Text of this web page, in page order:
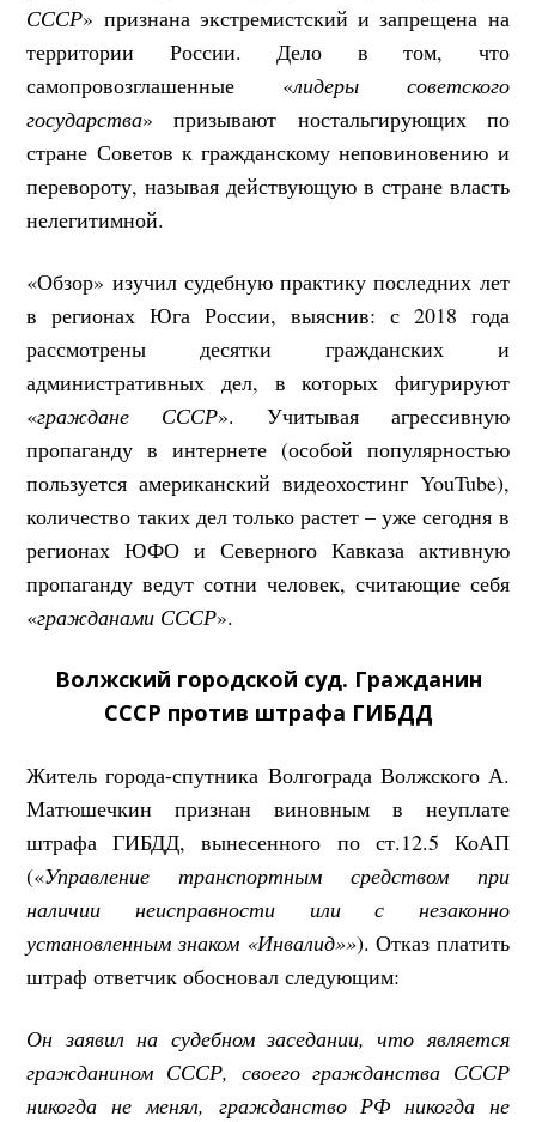
СССР» признана экстремистский и запрещена на
территории России. Дело в том, что
самопровозглашенные «лидеры советского
государства» призывают ностальгирующих по
стране Советов к гражданскому неповиновению и
перевороту, называя действующую в стране власть
нелегитимной.
«Обзор» изучил судебную практику последних лет
в регионах Юга России, выяснив: с 2018 года
рассмотрены десятки гражданских и
административных дел, в которых фигурируют
«граждане СССР». Учитывая агрессивную
пропаганду в интернете (особой популярностью
пользуется американский видеохостинг YouTube),
количество таких дел только растет – уже сегодня в
регионах ЮФО и Северного Кавказа активную
пропаганду ведут сотни человек, считающие себя
«гражданами СССР».
Волжский городской суд. Гражданин
СССР против штрафа ГИБДД
Житель города-спутника Волгограда Волжского А.
Матюшечкин признан виновным в неуплате
штрафа ГИБДД, вынесенного по ст.12.5 КоАП
(«Управление транспортным средством при
наличии неисправности или с незаконно
установленным знаком «Инвалид»»). Отказ платить
штраф ответчик обосновал следующим:
Он заявил на судебном заседании, что является
гражданином СССР, своего гражданства СССР
никогда не менял, гражданство РФ никогда не